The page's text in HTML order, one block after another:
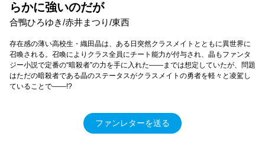
らかに強いのだが
合鴨ひろゆき/赤井まつり/東西
存在感の薄い高校生・織田晶は、ある日突然クラスメイトとともに異世界に
召喚される。召喚によりクラス全員にチート能力が付与され、晶もファンタ
ジー小説で定番の“暗殺者”の力を手に入れた――までは想定していたが、問題
はただの暗殺者である晶のステータスがクラスメイトの勇者を軽々と凌駕し
ていることで――!?
ファンレターを送る